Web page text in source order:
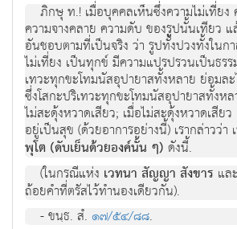
ภิกษุ ท.! เมื่อบุคคลเห็นซึ่งความไม่เที่ยง
ความจางคลาย ความดับ ของรูปนั้นเทียว
อันชอบตามที่เป็นจริง ว่า รูปทั้งปวงทั้งใน
ไม่เที่ยง เป็นทุกข์ มีความแปรปรวนเป็นธร
เทวะทุกขะโทมนัสอุปายาสทั้งหลาย ย่อมละ
ซึ่งโสกะปริเทวะทุกขะโทมนัสอุปายาสทั้งห
ไม่สะดุ้งหวาดเสียว; เมื่อไม่สะดุ้งหวาดเสี
อยู่เป็นสุข (ด้วยอาการอย่างนี้) เรากล่าวว่
พุโต (ดับเย็นด้วยองค์นั้น ๆ) ดังนี้.
(ในกรณีแห่ง เวทนา สัญญา สังขาร แ
ถ้อยคำที่ตรัสไว้ทำนองเดียวกัน).
- ขนฺธ. สํ.๑๗/๕๔/๘๘.